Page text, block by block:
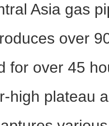
事】新疆大叔用雪
Asia gas
over
for over 45
high plateau